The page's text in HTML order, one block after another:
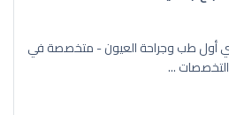
أول طب وجراحة العيون - متخصصة في
التخصصات ...